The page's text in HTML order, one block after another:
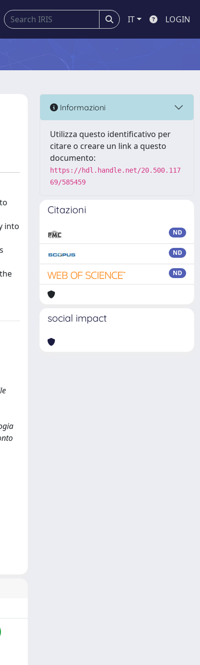
IT LOGIN
into
Informazioni
Utilizza questo identificativo per
citare o creare un link a questo
documento:
https://hdl.handle.net/20.500.117
69/585459
Citazioni
ND
ND
ND
social impact